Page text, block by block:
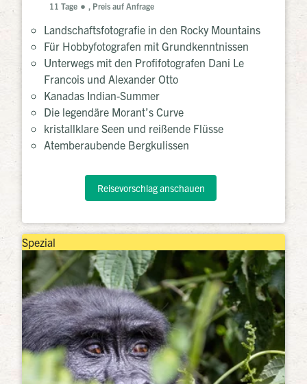
11 Tage , Preis auf Anfrage
Landschaftsfotografie in den Rocky Mountains
Für Hobbyfotografen mit Grundkenntnissen
Unterwegs mit den Profifotografen Dani Le
Francois und Alexander Otto
Kanadas Indian-Summer
Die legendäre Morant’s Curve
kristallklare Seen und reißende Flüsse
Atemberaubende Bergkulissen
Reisevorschlag anschauen
Spezial